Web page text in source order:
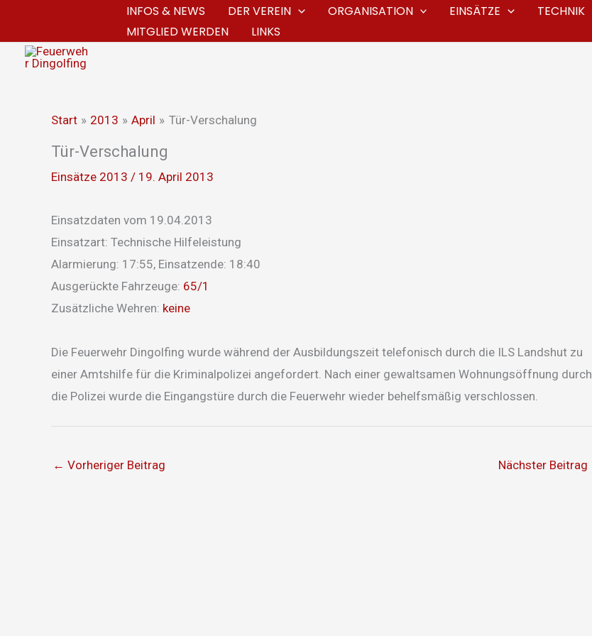
springen
INFOS & NEWS DER VEREIN ORGANISATION EINSÄTZE TECHNIK
MITGLIED WERDEN
LINKS
Start 2013 April Tür-Verschalung
Tür-Verschalung
Einsätze 2013 / 19. April 2013
Einsatzdaten vom 19.04.2013
Einsatzart: Technische Hilfeleistung
Alarmierung: 17:55, Einsatzende: 18:40
Ausgerückte Fahrzeuge: 65/1
Zusätzliche Wehren: keine
Die Feuerwehr Dingolfing wurde während der Ausbildungszeit telefonisch durch die ILS Landshut zu
einer Amtshilfe für die Kriminalpolizei angefordert. Nach einer gewaltsamen Wohnungsöffnung durch
die Polizei wurde die Eingangstüre durch die Feuerwehr wieder behelfsmäßig verschlossen.
← Vorheriger Beitrag Nächster Beitrag